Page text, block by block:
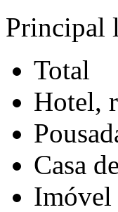
Principal
Total
Hotel,
Casa